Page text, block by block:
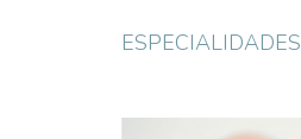
ESPECIALIDADES